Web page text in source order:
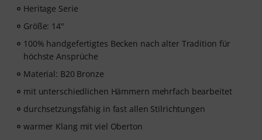
Heritage Serie
Größe: 14"
100% handgefertigtes Becken nach alter Tradition für
höchste Ansprüche
Material: B20 Bronze
mit unterschiedlichen Hämmern mehrfach bearbeitet
durchsetzungsfähig in fast allen Stilrichtungen
warmer Klang mit viel Oberton